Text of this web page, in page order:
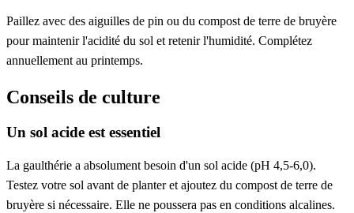
Paillez avec des aiguilles de pin ou du compost de terre de bruyère
pour maintenir l'acidité du sol et retenir l'humidité. Complétez
annuellement au printemps.
Conseils de culture
Un sol acide est essentiel
La gaulthérie a absolument besoin d'un sol acide (pH 4,5-6,0).
Testez votre sol avant de planter et ajoutez du compost de terre de
bruyère si nécessaire. Elle ne poussera pas en conditions alcalines.